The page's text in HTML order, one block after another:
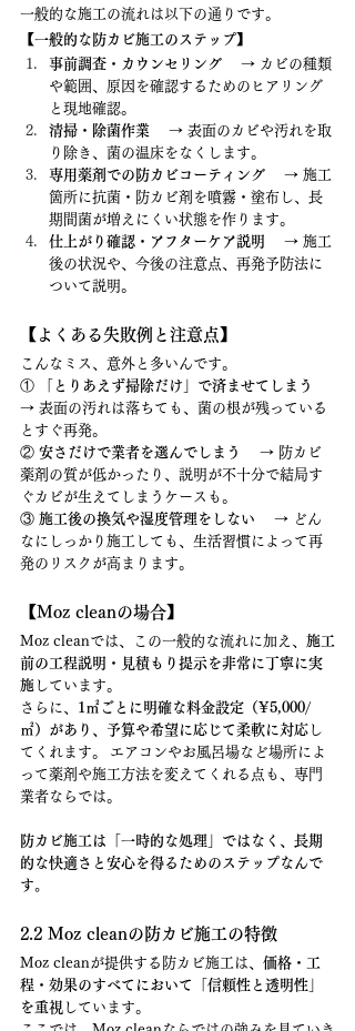
一般的な施工の流れは以下の通りです。
【一般的な防カビ施工のステップ】
事前調査・カウンセリング → カビの種類
や範囲、原因を確認するためのヒアリング
と現地確認。
清掃・除菌作業 → 表面のカビや汚れを取
り除き、菌の温床をなくします。
専用薬剤での防カビコーティング → 施工
箇所に抗菌・防カビ剤を噴霧・塗布し、長
期間菌が増えにくい状態を作ります。
仕上がり確認・アフターケア説明 → 施工
後の状況や、今後の注意点、再発予防法に
ついて説明。
【よくある失敗例と注意点】
こんなミス、意外と多いんです。
①
「とりあえず掃除だけ」で済ませてしまう
→ 表面の汚れは落ちても、菌の根が残っている
とすぐ再発。
② 安さだけで業者を選んでしまう
→ 防カビ
薬剤の質が低かったり、説明が不十分で結局す
ぐカビが生えてしまうケースも。
③ 施工後の換気や湿度管理をしない → どん
なにしっかり施工しても、生活習慣によって再
発のリスクが高まります。
【Moz cleanの場合】
Moz cleanでは、この一般的な流れに加え、 施工
前の工程説明・見積もり提示を非常に丁寧に実
施 しています。
さらに、 1㎡ごとに明確な料金設定（¥5,000/
㎡）があり、予算や希望に応じて柔軟に対応 し
てくれます。 エアコンやお風呂場など場所によ
って薬剤や施工方法を変えてくれる点も、専門
業者ならでは。
防カビ施工は「一時的な処理」ではなく、長期
的な快適さと安心を得るためのステップなんで
す。
2.2 Moz cleanの防カビ施工の特徴
Moz cleanが提供する防カビ施工は、 価格・工
程・効果のすべてにおいて「信頼性と透明性」
を重視 しています。